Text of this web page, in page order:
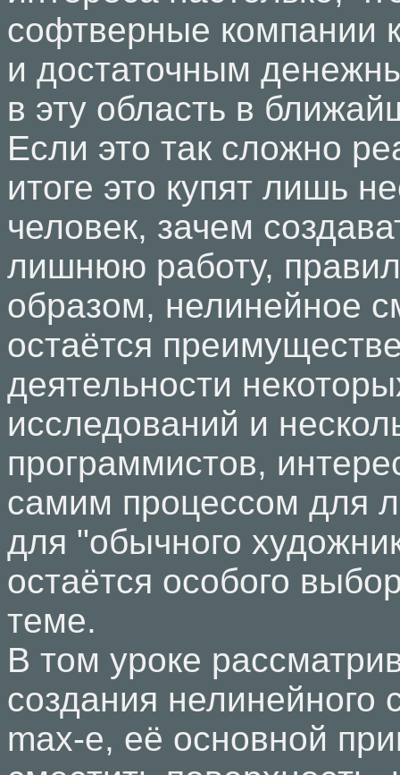
софтверные компании
и достаточным
в эту область в
Если это так сложно
итоге это купят лишь
человек, зачем
лишнюю работу,
образом, нелинейное
остаётся
деятельности
исследований и
программистов,
самим процессом для
для "обычного
остаётся особого
теме.
В том уроке
создания нелинейного
max-е, её основной